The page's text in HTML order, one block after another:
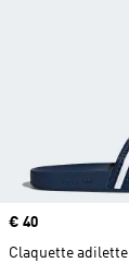
Prix
€ 40
Claquette adilette